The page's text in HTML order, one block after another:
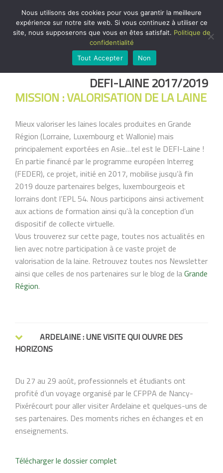
INTERREG
DEFI-LAINE 2017/2019
MISSION : VALORISATION DE LA LAINE
Mieux valoriser les laines locales produites en Grande
Région (Lorraine, Luxembourg et Wallonie) mais
principalement exportées en Asie…tel est le DEFI-Laine !
En partie financé par le programme européen Interreg
(FEDER), ce projet, initié en 2017, mobilise jusqu’à fin
2019 douze partenaires belges, luxembourgeois et
lorrains dont l’EPL 54. Nous participons ainsi activement
aux actions de formation ainsi qu’à la conception d’un
dispositif de collecte virtuelle.
Vous trouverez sur cette page, toutes nos actualités en
lien avec notre participation à ce vaste projet de
valorisation de la laine. Retrouvez toutes nos Newsletter
ainsi que celles de nos partenaires sur le blog de laGrande
Région.
ARDELAINE : UNE VISITE QUI OUVRE DES
HORIZONS
Du 27 au 29 août, professionnels et étudiants ont
profité d’un voyage organisé par le CFPPA de Nancy-
Pixérécourt pour aller visiter Ardelaine et quelques-uns de
ses partenaires. Des moments riches en échanges et en
enseignements.
Télécharger le dossier complet
Nous utilisons des cookies pour vous garantir la meilleure
expérience sur notre site web. Si vous continuez à utiliser ce
site, nous supposerons que vous en êtes satisfait. Politique de
confidentialité
Tout Accepter
Non